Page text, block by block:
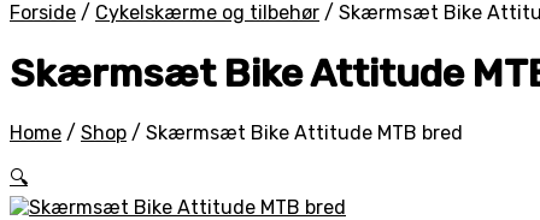
Forside / Cykelskærme og tilbehør / Skærmsæt Bike
Skærmsæt Bike Attitude
Home / Shop / Skærmsæt Bike Attitude MTB bred
🔍